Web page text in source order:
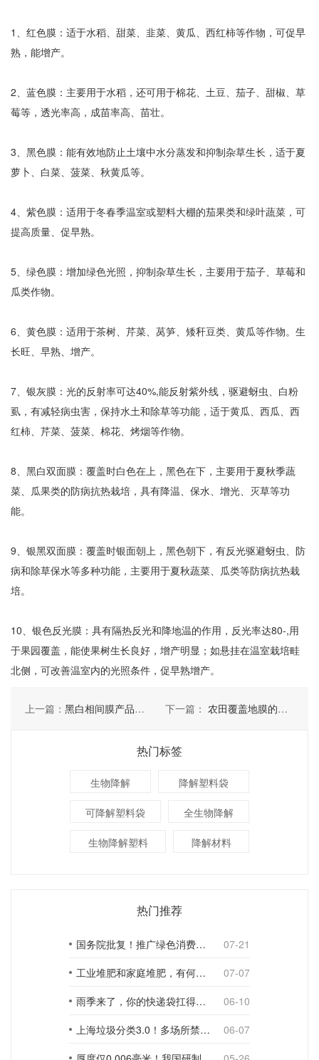
1、红色膜：适于水稻、甜菜、韭菜、黄瓜、西红柿等作物，可促早
熟，能增产。
2、蓝色膜：主要用于水稻，还可用于棉花、土豆、茄子、甜椒、草
莓等，透光率高，成苗率高、苗壮。
3、黑色膜：能有效地防止土壤中水分蒸发和抑制杂草生长，适于夏
萝卜、白菜、菠菜、秋黄瓜等。
4、紫色膜：适用于冬春季温室或塑料大棚的茄果类和绿叶蔬菜，可
提高质量、促早熟。
5、绿色膜：增加绿色光照，抑制杂草生长，主要用于茄子、草莓和
瓜类作物。
6、黄色膜：适用于茶树、芹菜、莴笋、矮秆豆类、黄瓜等作物。生
长旺、早熟、增产。
7、银灰膜：光的反射率可达40%,能反射紫外线，驱避蚜虫、白粉
虱，有减轻病虫害，保持水土和除草等功能，适于黄瓜、西瓜、西
红柿、芹菜、菠菜、棉花、烤烟等作物。
8、黑白双面膜：覆盖时白色在上，黑色在下，主要用于夏秋季蔬
菜、瓜果类的防病抗热栽培，具有降温、保水、增光、灭草等功
能。
9、银黑双面膜：覆盖时银面朝上，黑色朝下，有反光驱避蚜虫、防
病和除草保水等多种功能，主要用于夏秋蔬菜、瓜类等防病抗热栽
培。
10、银色反光膜：具有隔热反光和降地温的作用，反光率达80-,用
于果园覆盖，能使果树生长良好，增产明显；如悬挂在温室栽培畦
北侧，可改善温室内的光照条件，促早熟增产。
上一篇： 黑白相间膜产品的性能及特点 下一篇： 农田覆盖地膜的好处
热门标签
生物降解 降解塑料袋
可降解塑料袋 全生物降解
生物降解塑料 降解材料
热门推荐
国务院批复！推广绿色消费，引导使用环保可降解包装材料
07-21
工业堆肥和家庭堆肥，有何不同？
07-07
雨季来了，你的快递袋扛得住吗？
06-10
上海垃圾分类3.0！多场所禁止使用一次性塑料袋；推动快递包装绿色转型
06-07